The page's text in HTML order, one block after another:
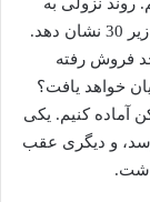
روند نزولی به
خوبی پیش می‌رود تا زمانی که RSI سطح خود را زیر 30 نشان دهد.
فروش رفته
خواهد یافت؟
آماده کنیم. یکی
و دیگری عقب